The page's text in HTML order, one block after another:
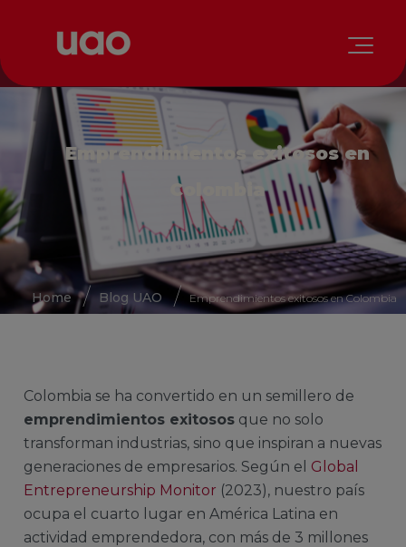
Emprendimientos exitosos en
Colombia
Home Blog UAO Emprendimientos exitosos en Colombia
Colombia se ha convertido en un semillero de
emprendimientos exitosos que no solo
transforman industrias, sino que inspiran a nuevas
generaciones de empresarios. Según el Global
Entrepreneurship Monitor (2023), nuestro país
ocupa el cuarto lugar en América Latina en
actividad emprendedora, con más de 3 millones